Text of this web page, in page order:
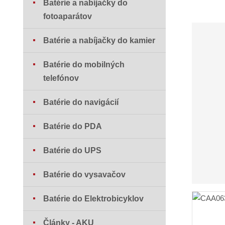
Batérie a nabíjačky do
fotoaparátov
Batérie a nabíjačky do kamier
Batérie do mobilných
telefónov
Batérie do navigácií
Batérie do PDA
Batérie do UPS
Batérie do vysavačov
Batérie do Elektrobicyklov
Články - AKU